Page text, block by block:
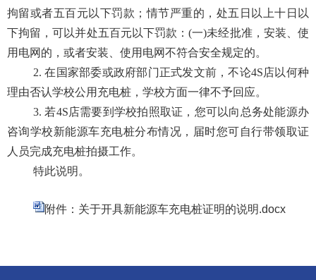
拘留或者五百元以下罚款；情节严重的，处五日以上十日以
下拘留，可以并处五百元以下罚款：(一)未经批准，安装、使
用电网的，或者安装、使用电网不符合安全规定的。
2. 在国家部委或政府部门正式发文前，不论4S店以何种
理由否认学校公用充电桩，学校方面一律不予回应。
3. 若4S店需要到学校拍照取证，您可以向总务处能源办
咨询学校新能源车充电桩分布情况，届时您可自行带领取证
人员完成充电桩拍摄工作。
特此说明。
附件：关于开具新能源车充电桩证明的说明.docx